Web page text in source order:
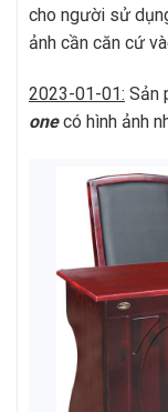
cho người sử
ảnh cần căn cứ
2023-01-01: Sản
onecó hình ảnh